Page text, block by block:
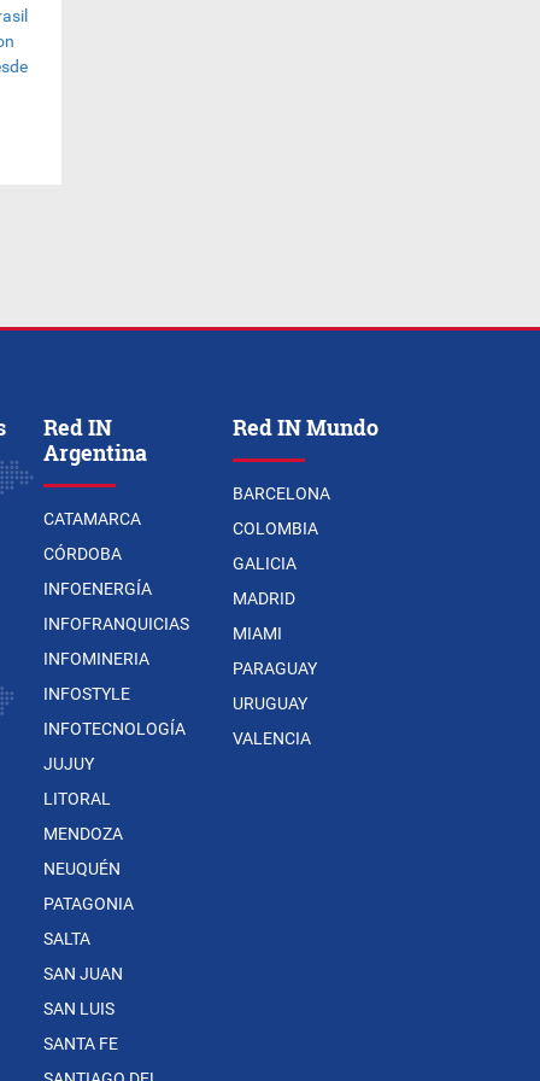
Red IN
Argentina
CATAMARCA
CÓRDOBA
INFOENERGÍA
INFOFRANQUICIAS
INFOMINERIA
INFOSTYLE
INFOTECNOLOGÍA
JUJUY
LITORAL
MENDOZA
NEUQUÉN
PATAGONIA
SALTA
SAN JUAN
SAN LUIS
SANTA FE
Red IN Mundo
BARCELONA
COLOMBIA
GALICIA
MADRID
MIAMI
PARAGUAY
URUGUAY
VALENCIA